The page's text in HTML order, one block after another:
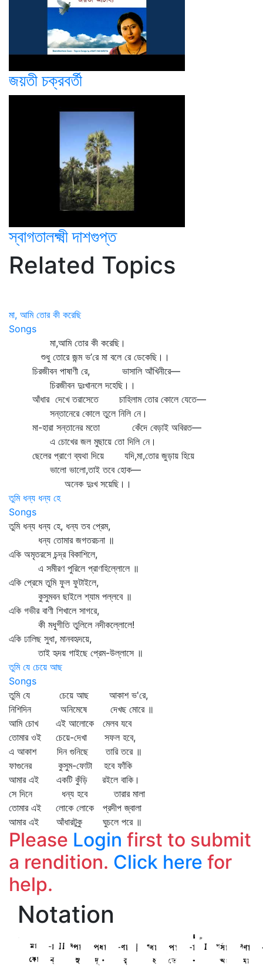
জয়তী চক্রবর্তী
স্বাগতালক্ষ্মী দাশগুপ্ত
Related Topics
মা, আমি তোর কী করেছি
Songs
মা,আমি তোর কী করেছি।
শুধু তোরে জন্ম ভ’রে মা বলে রে ডেকেছি।।
চিরজীবন পাষাণী রে, ভাসালি আঁখিনীরে—
চিরজীবন দুঃখানলে দহেছি।।
আঁধার দেখে তরাসেতে চাহিলাম তোর কোলে যেতে—
সন্তানেরে কোলে তুলে নিলি নে।
মা-হারা সন্তানের মতো কেঁদে বেড়াই অবিরত—
এ চোখের জল মুছায়ে তো দিলি নে।
ছেলের প্রাণে ব্যথা দিয়ে যদি,মা,তোর জুড়ায় হিয়ে
ভালো ভালো,তাই তবে হোক—
অনেক দুঃখ সয়েছি।।
তুমি ধন্য ধন্য হে
Songs
তুমি ধন্য ধন্য হে, ধন্য তব প্রেম,
ধন্য তোমার জগতরচনা ॥
একি অমৃতরসে চন্দ্র বিকাশিলে,
এ সমীরণ পুরিলে প্রাণহিল্লোলে ॥
একি প্রেমে তুমি ফুল ফুটাইলে,
কুসুমবন ছাইলে শ্যাম পল্লবে ॥
একি গভীর বাণী শিখালে সাগরে,
কী মধুগীতি তুলিলে নদীকল্লোলে!
একি ঢালিছ সুধা, মানবহৃদয়ে,
তাই হৃদয় গাইছে প্রেম-উল্লাসে ॥
তুমি যে চেয়ে আছ
Songs
তুমি যে চেয়ে আছ আকাশ ভ'রে,
নিশিদিন অনিমেষে দেখছ মোরে ॥
আমি চোখ এই আলোকে মেলব যবে
তোমার ওই চেয়ে-দেখা সফল হবে,
এ আকাশ দিন গুনিছে তারি তরে ॥
ফাগুনের কুসুম-ফোটা হবে ফাঁকি
আমার এই একটি কুঁড়ি রইলে বাকি।
সে দিনে ধন্য হবে তারার মালা
তোমার এই লোকে লোকে প্রদীপ জ্বালা
আমার এই আঁধারটুকু ঘুচলে পরে ॥
Please Login first to submit
a rendition. Click here for
help.
Notation